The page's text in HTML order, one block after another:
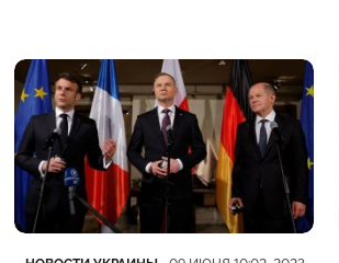
Категория
Дата публикации